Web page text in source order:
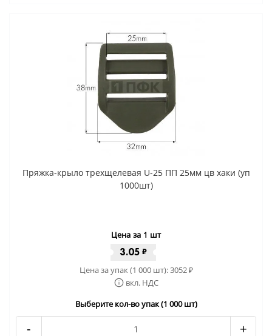
Пряжка-крыло трехщелевая U-25 ПП 25мм цв хаки (уп
1000шт)
Цена за 1 шт
3.05 ₽
Цена за упак (1 000 шт):3052₽
вкл. НДС
Выберите кол-во упак (1 000 шт)
- +